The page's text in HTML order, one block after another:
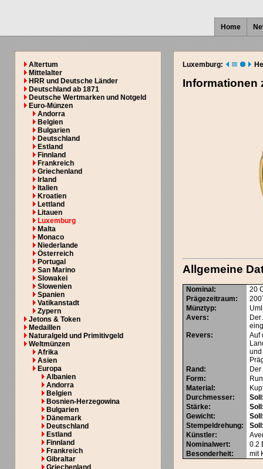
Home
Altertum
Mittelalter
HRR und Deutsche Länder
Deutschland ab 1871
Deutsche Wertmarken und Notgeld
Euro-Münzen
Andorra
Belgien
Bulgarien
Deutschland
Estland
Finnland
Frankreich
Griechenland
Irland
Italien
Kroatien
Lettland
Litauen
Luxemburg
Malta
Monaco
Niederlande
Österreich
Portugal
San Marino
Slowakei
Slowenien
Spanien
Vatikanstadt
Zypern
Jetons & Token
Medaillen
Naturalgeld und Primitivgeld
Weltmünzen
Afrika
Asien
Europa
Albanien
Andorra
Belgien
Bosnien-Herzegowina
Bulgarien
Dänemark
Deutschland
Estland
Finnland
Frankreich
Gibraltar
Luxemburg:
Informationen
Allgemeine
Nominal :
20
Prägezeitraum:
Münztyp:
Avers:
Revers:
Auf
und
Rand :
Form:
Material :
Durchmesser:
Stärke:
Gewicht:
Stempeldrehung:
Künstler:
Nominalwert: 0.2
Besonderheit: mit